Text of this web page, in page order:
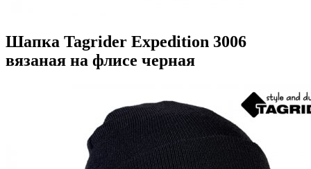
Шапка Tagrider Expedition 3006
вязаная на флисе черная